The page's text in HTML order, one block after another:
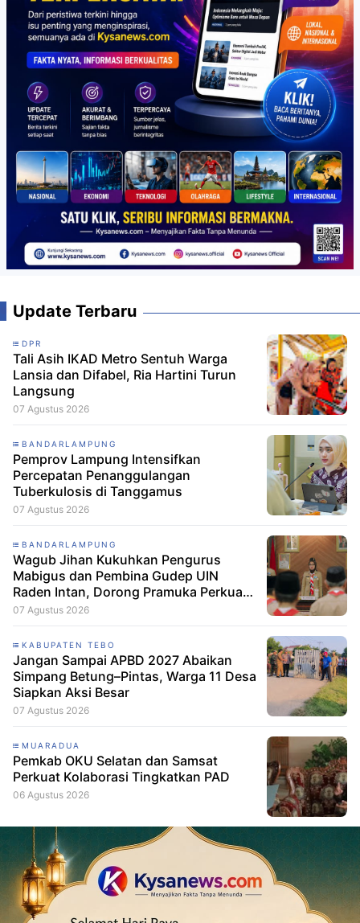
Update Terbaru
DPR
Tali Asih IKAD Metro Sentuh Warga
Lansia dan Difabel, Ria Hartini Turun
Langsung
07 Agustus 2026
BANDARLAMPUNG
Pemprov Lampung Intensifkan
Percepatan Penanggulangan
Tuberkulosis di Tanggamus
07 Agustus 2026
BANDARLAMPUNG
Wagub Jihan Kukuhkan Pengurus
Mabigus dan Pembina Gudep UIN
Raden Intan, Dorong Pramuka Perkuat
Karakter Generasi Muda
07 Agustus 2026
KABUPATEN TEBO
Jangan Sampai APBD 2027 Abaikan
Simpang Betung–Pintas, Warga 11 Desa
Siapkan Aksi Besar
07 Agustus 2026
MUARADUA
Pemkab OKU Selatan dan Samsat
Perkuat Kolaborasi Tingkatkan PAD
06 Agustus 2026